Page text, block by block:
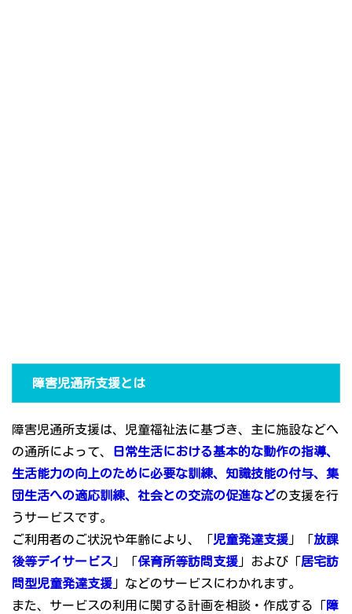
障害児通所支援とは
障害児通所支援は、児童福祉法に基づき、主に施設などへ
の通所によって、
日常生活における基本的な動作の指導、
生活能力の向上のために必要な訓練、知識技能の付与、集
団生活への適応訓練、社会との交流の促進などの支援を行
うサービスです。
ご利用者のご状況や年齢により、「児童発達支援 」「放課
後等デイサービス 」「保育所等訪問支援 」および「居宅訪
問型児童発達支援 」などのサービスにわかれます。
また、サービスの利用に関する計画を相談・作成する「障